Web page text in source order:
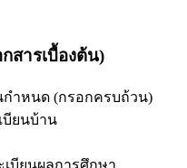
สารเบื้องต้น)
ำหนด (กรอกครบถ้วน)
บียนบ้าน